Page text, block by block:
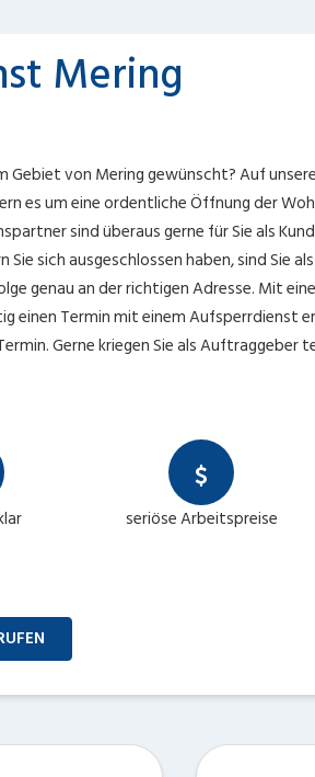
Mering
Gebiet von Mering gewünscht? Auf
es um eine ordentliche Öffnung der
sind überaus gerne für Sie als
sich ausgeschlossen haben, sind Sie
genau an der richtigen Adresse. Mit
einen Termin mit einem Aufsperrdienst
Gerne kriegen Sie als Auftraggeber
seriöse Arbeitspreise